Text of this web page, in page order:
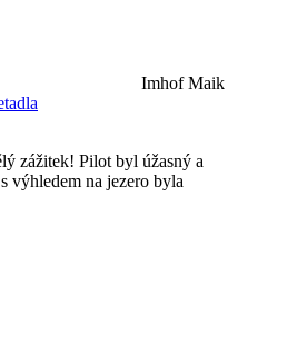
Imhof Maik
zážitek! Pilot byl úžasný a
výhledem na jezero byla